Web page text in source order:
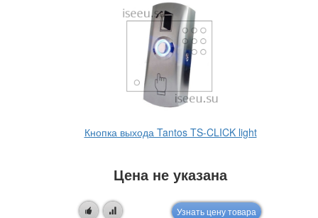
Кнопка выхода Tantos TS-CLICK light
Цена не указана
Узнать цену товара